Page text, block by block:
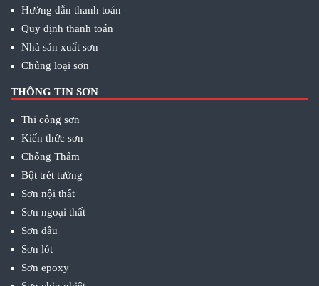
Hướng dẫn thanh toán
Quy định thanh toán
Nhà sản xuất sơn
Chủng loại sơn
THÔNG TIN SƠN
Thi công sơn
Kiến thức sơn
Chống Thấm
Bột trét tường
Sơn nội thất
Sơn ngoại thất
Sơn dầu
Sơn lót
Sơn epoxy